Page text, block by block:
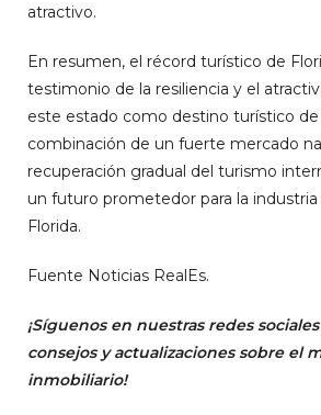
atractivo.
En resumen, el récord turístico de
testimonio de la resiliencia y el
este estado como destino turístico de
combinación de un fuerte mercado
recuperación gradual del turismo
un futuro prometedor para la
Florida.
Fuente Noticias RealEs.
¡Síguenos en nuestras redes
consejos y actualizaciones sobre el
inmobiliario!